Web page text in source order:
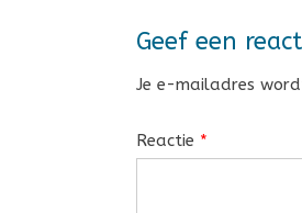
Geef een
Je e-mailadres
Reactie *